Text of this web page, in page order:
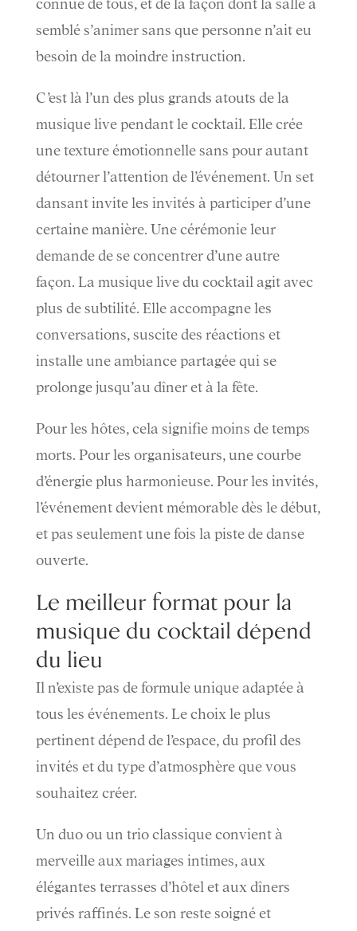
connue de tous, et de la façon dont la salle a
semblé s’animer sans que personne n’ait eu
besoin de la moindre instruction.
C’est là l’un des plus grands atouts de la
musique live pendant le cocktail. Elle crée
une texture émotionnelle sans pour autant
détourner l’attention de l’événement. Un set
dansant invite les invités à participer d’une
certaine manière. Une cérémonie leur
demande de se concentrer d’une autre
façon. La musique live du cocktail agit avec
plus de subtilité. Elle accompagne les
conversations, suscite des réactions et
installe une ambiance partagée qui se
prolonge jusqu’au dîner et à la fête.
Pour les hôtes, cela signifie moins de temps
morts. Pour les organisateurs, une courbe
d’énergie plus harmonieuse. Pour les invités,
l’événement devient mémorable dès le début,
et pas seulement une fois la piste de danse
ouverte.
Le meilleur format pour la
musique du cocktail dépend
du lieu
Il n’existe pas de formule unique adaptée à
tous les événements. Le choix le plus
pertinent dépend de l’espace, du profil des
invités et du type d’atmosphère que vous
souhaitez créer.
Un duo ou un trio classique convient à
merveille aux mariages intimes, aux
élégantes terrasses d’hôtel et aux dîners
privés raffinés. Le son reste soigné et